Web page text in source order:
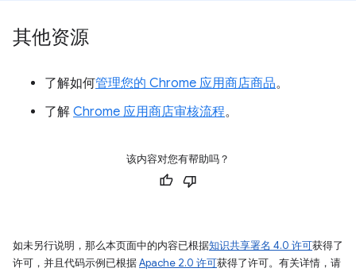
其他资源
了解如何管理您的 Chrome 应用商店商品。
了解 Chrome 应用商店审核流程。
该内容对您有帮助吗？
如未另行说明，那么本页面中的内容已根据知识共享署名 4.0 许可获得了
许可，并且代码示例已根据Apache 2.0 许可获得了许可。有关详情，请